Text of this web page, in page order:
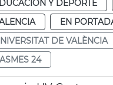
Y DEPORTE
EN
DE VALÈNCIA
24